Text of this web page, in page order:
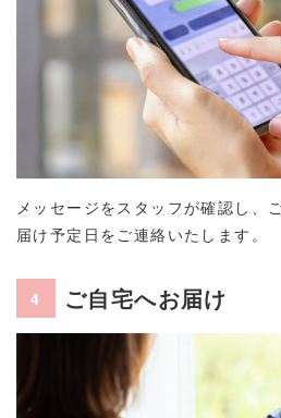
メッセージをスタッフが確認し、
届け予定日をご連絡いたします。
4 ご自宅へお届け